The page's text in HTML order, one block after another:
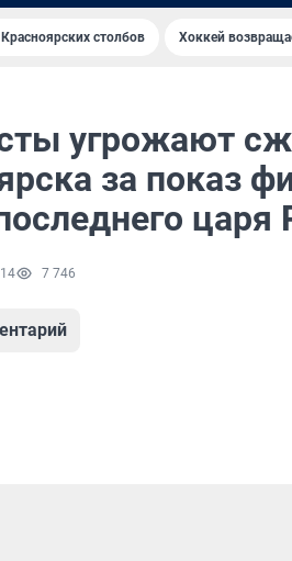
столбов Хоккей
угрожают
за показ
царя
7 746